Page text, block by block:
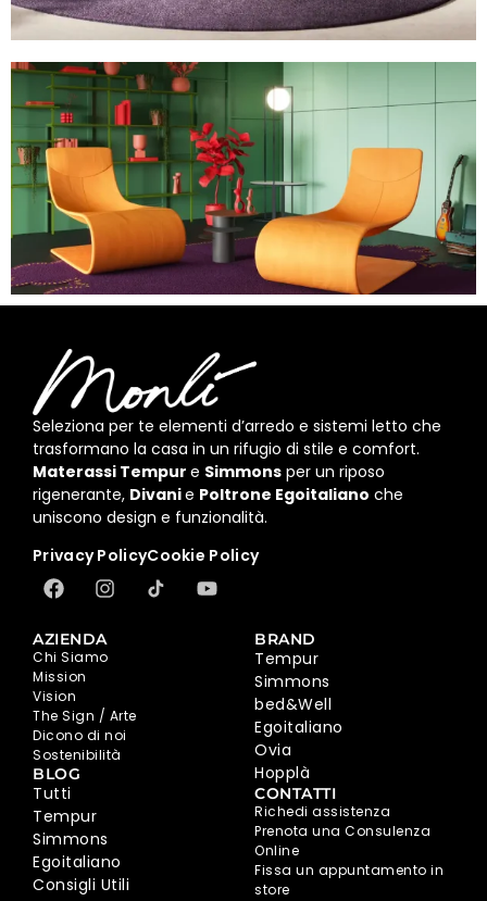
Seleziona per te elementi d’arredo e sistemi letto che
trasformano la casa in un rifugio di stile e comfort.
Materassi Tempur e Simmons per un riposo
rigenerante, Divanie Poltrone Egoitaliano che
uniscono design e funzionalità.
Privacy PolicyCookie Policy
AZIENDA
Chi Siamo
Mission
Vision
The Sign / Arte
Dicono di noi
Sostenibilità
BLOG
Tutti
Tempur
Simmons
Egoitaliano
Consigli Utili
BRAND
Tempur
Simmons
bed&Well
Egoitaliano
Ovia
Hopplà
CONTATTI
Richedi assistenza
Prenota una Consulenza
Online
Fissa un appuntamento in
store